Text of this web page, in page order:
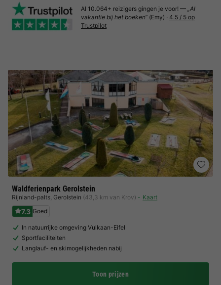
Waldferienpark Gerolstein
Rijnland-palts, Gerolstein (43,3 km van Krov) Kaart
7.3 Goed
In natuurrijke omgeving Vulkaan-Eifel
Sportfaciliteiten
Langlauf- en skimogelijkheden nabij
Toon prijzen
Al 10.064+ reizigers gingen je voor! — „Al
vakantie bij het boeken“ (Emy) · 4.5 / 5 op
Trustpilot